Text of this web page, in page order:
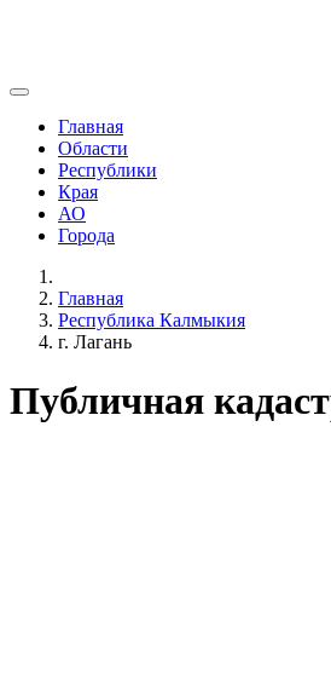
Главная
Области
Республики
Края
АО
Города
Главная
Республика Калмыкия
г. Лагань
Публичная